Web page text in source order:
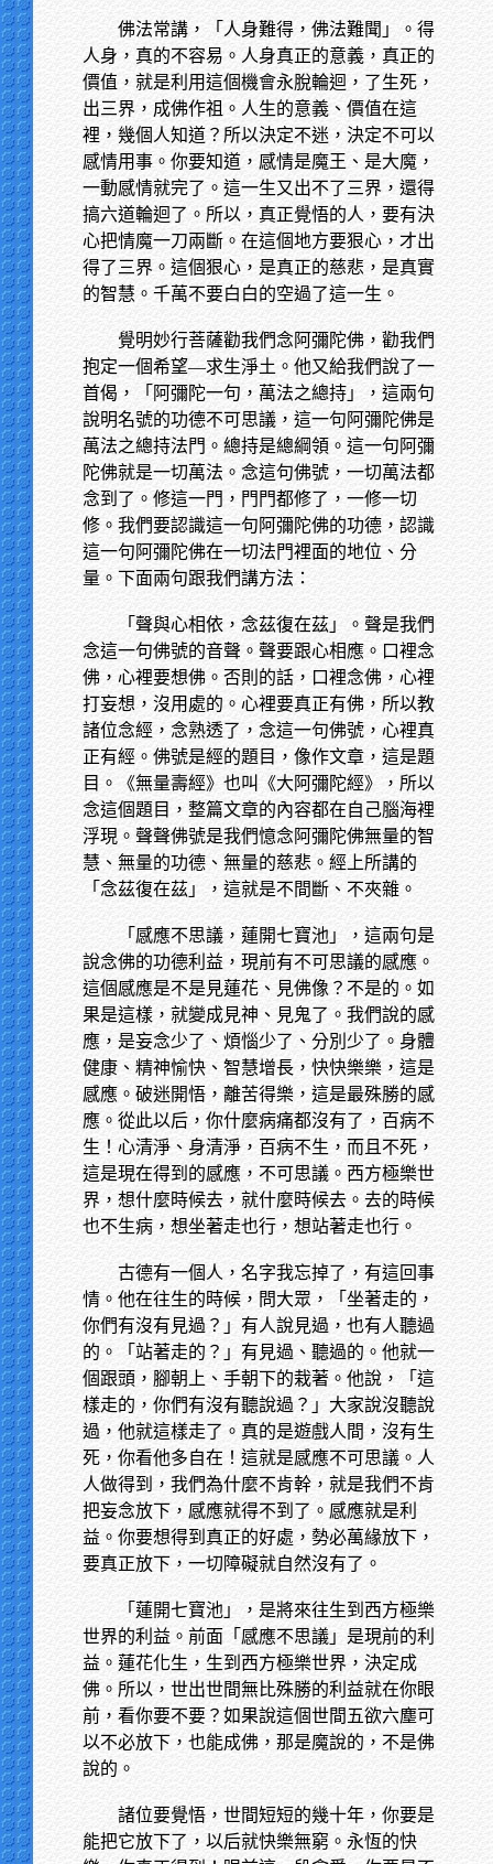
佛法常講，「人身難得，佛法難聞」。得
人身，真的不容易。人身真正的意義，真正的
價值，就是利用這個機會永脫輪迴，了生死，
出三界，成佛作祖。人生的意義、價值在這
裡，幾個人知道？所以決定不迷，決定不可以
感情用事。你要知道，感情是魔王、是大魔，
一動感情就完了。這一生又出不了三界，還得
搞六道輪迴了。所以，真正覺悟的人，要有決
心把情魔一刀兩斷。在這個地方要狠心，才出
得了三界。這個狠心，是真正的慈悲，是真實
的智慧。千萬不要白白的空過了這一生。
覺明妙行菩薩勸我們念阿彌陀佛，勸我們
抱定一個希望—求生淨土。他又給我們說了一
首偈，「阿彌陀一句，萬法之總持」，這兩句
說明名號的功德不可思議，這一句阿彌陀佛是
萬法之總持法門。總持是總綱領。這一句阿彌
陀佛就是一切萬法。念這句佛號，一切萬法都
念到了。修這一門，門門都修了，一修一切
修。我們要認識這一句阿彌陀佛的功德，認識
這一句阿彌陀佛在一切法門裡面的地位、分
量。下面兩句跟我們講方法：
「聲與心相依，念茲復在茲」。聲是我們
念這一句佛號的音聲。聲要跟心相應。口裡念
佛，心裡要想佛。否則的話，口裡念佛，心裡
打妄想，沒用處的。心裡要真正有佛，所以教
諸位念經，念熟透了，念這一句佛號，心裡真
正有經。佛號是經的題目，像作文章，這是題
目。《無量壽經》也叫《大阿彌陀經》，所以
念這個題目，整篇文章的內容都在自己腦海裡
浮現。聲聲佛號是我們憶念阿彌陀佛無量的智
慧、無量的功德、無量的慈悲。經上所講的
「念茲復在茲」，這就是不間斷、不夾雜。
「感應不思議，蓮開七寶池」，這兩句是
說念佛的功德利益，現前有不可思議的感應。
這個感應是不是見蓮花、見佛像？不是的。如
果是這樣，就變成見神、見鬼了。我們說的感
應，是妄念少了、煩惱少了、分別少了。身體
健康、精神愉快、智慧增長，快快樂樂，這是
感應。破迷開悟，離苦得樂，這是最殊勝的感
應。從此以后，你什麼病痛都沒有了，百病不
生！心清淨、身清淨，百病不生，而且不死，
這是現在得到的感應，不可思議。西方極樂世
界，想什麼時候去，就什麼時候去。去的時候
也不生病，想坐著走也行，想站著走也行。
古德有一個人，名字我忘掉了，有這回事
情。他在往生的時候，問大眾，「坐著走的，
你們有沒有見過？」有人說見過，也有人聽過
的。「站著走的？」有見過、聽過的。他就一
個跟頭，腳朝上、手朝下的栽著。他說，「這
樣走的，你們有沒有聽說過？」大家說沒聽說
過，他就這樣走了。真的是遊戲人間，沒有生
死，你看他多自在！這就是感應不可思議。人
人做得到，我們為什麼不肯幹，就是我們不肯
把妄念放下，感應就得不到了。感應就是利
益。你要想得到真正的好處，勢必萬緣放下，
要真正放下，一切障礙就自然沒有了。
「蓮開七寶池」，是將來往生到西方極樂
世界的利益。前面「感應不思議」是現前的利
益。蓮花化生，生到西方極樂世界，決定成
佛。所以，世出世間無比殊勝的利益就在你眼
前，看你要不要？如果說這個世間五欲六塵可
以不必放下，也能成佛，那是魔說的，不是佛
說的。
諸位要覺悟，世間短短的幾十年，你要是
能把它放下了，以后就快樂無窮。永恆的快